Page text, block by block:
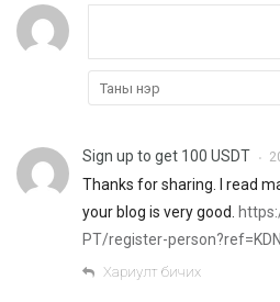
Sign up to get 100 USDT •
Thanks for sharing. I read
your blog is very good.
PT/register-
Хариулт бичих